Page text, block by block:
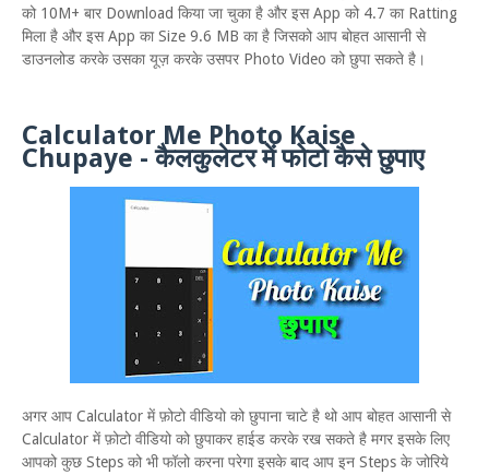
को 10M+ बार Download किया जा चुका है और इस App को 4.7 का Ratting
मिला है और इस App का Size 9.6 MB का है जिसको आप बोहत आसानी से
डाउनलोड करके उसका यूज़ करके उसपर Photo Video को छुपा सकते है।
Calculator Me Photo Kaise
Chupaye - कैलकुलेटर में फोटो कैसे छुपाए
अगर आप Calculator में फ़ोटो वीडियो को छुपाना चाटे है थो आप बोहत आसानी से
Calculator में फ़ोटो वीडियो को छुपाकर हाईड करके रख सकते है मगर इसके लिए
आपको कुछ Steps को भी फॉलो करना परेगा इसके बाद आप इन Steps के जोरिये